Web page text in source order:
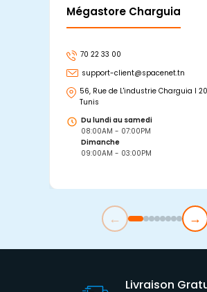
Mégastore Charguia
70 22 33 00
support-client@spacenet.tn
56, Rue de L'industrie Charguia I
Tunis
Du lundi au samedi
08:00AM - 07:00PM
Dimanche
09:00AM - 03:00PM
← →
Livraison